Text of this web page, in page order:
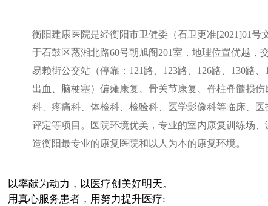
衡阳建康医院是经衡阳市卫健委（石卫更准[2021]01
于石鼓区蒸湘北路60号朝旭阁201室，地理位置优越
易赖街公交站（停靠：121路、123路、126路、130路
出血、脑梗塞）偏瘫康复、骨关节康复、脊柱脊髓损
科、疼痛科、体检科、检验科、医学影像科等临床、
评定等项目。医院环境优美，专业的室内康复训练场
造衡阳最专业的康复医院和以人为本的康复环境。
以率献为动力，以医疗创美好明天。
用真心服务患者，用努力提升医疗: